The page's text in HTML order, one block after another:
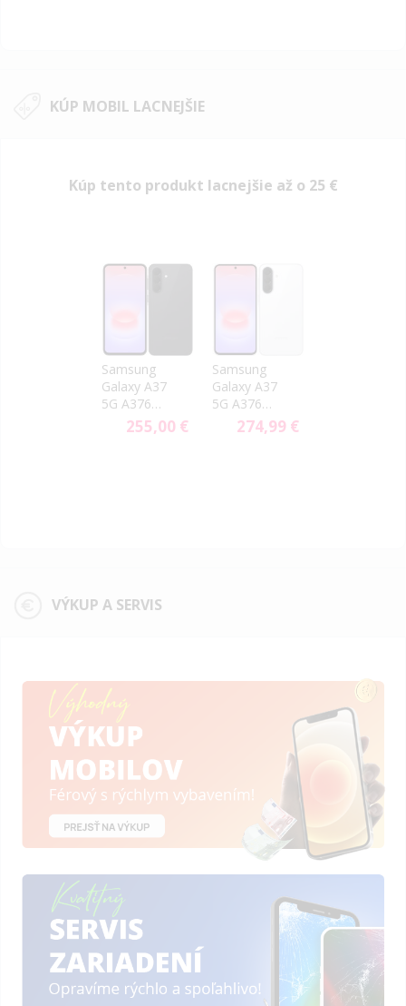
KÚP MOBIL LACNEJŠIE
Kúp tento produkt lacnejšie až o 25 €
Samsung
Galaxy A37
5G A376
6GB/128GB
255,00 €
Samsung
Galaxy A37
5G A376
6GB/128GB
274,99 €
VÝKUP A SERVIS